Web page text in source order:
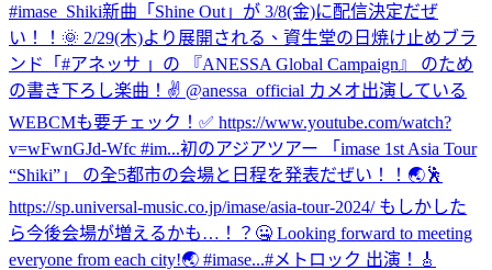
#imase_Shiki新曲「Shine Out」が 3/8(金)に配信決定だぜ
い！！🌞 2/29(木)より展開される、資生堂の日焼け止めブラ
ンド「#アネッサ 」の 『ANESSA Global Campaign』 のため
の書き下ろし楽曲！✌️ @anessa_official カメオ出演している
WEBCMも要チェック！✅ https://www.youtube.com/watch?
v=wFwnGJd-Wfc #im...初のアジアツアー 「imase 1st Asia Tour
“Shiki”」 の全5都市の会場と日程を発表だぜい！！🌏🕺
https://sp.universal-music.co.jp/imase/asia-tour-2024/ もしかした
ら今後会場が増えるかも…！？🤐 Looking forward to meeting
everyone from each city!🌏 #imase...#メトロック 出演！🎸